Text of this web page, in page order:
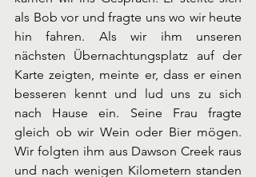
als Bob vor und fragte uns wo wir heute
hin fahren. Als wir ihm unseren
nächsten Übernachtungsplatz auf der
Karte zeigten, meinte er, dass er einen
besseren kennt und lud uns zu sich
nach Hause ein. Seine Frau fragte
gleich ob wir Wein oder Bier mögen.
Wir folgten ihm aus Dawson Creek raus
und nach wenigen Kilometern standen